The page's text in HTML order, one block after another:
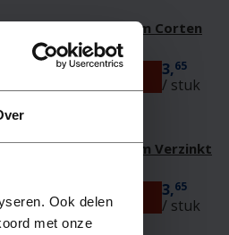
Ook delen
met onze
Pro Koppelpen 30cm Corten
3,65
/ stuk
Pro Koppelpen 30cm Verzinkt
3,65
/ stuk